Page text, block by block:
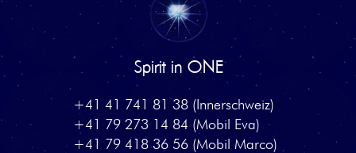
Spirit in ONE
+41 41 741 81 38 (Innerschweiz)
+41 79 273 14 84 (Mobil Eva)
+41 79 418 36 56 (Mobil Marco)